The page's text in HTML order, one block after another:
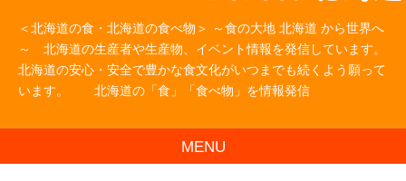
＜北海道の食・北海道の食べ物＞ ～食の大地 北海道 から世界へ
～ 北海道の生産者や生産物、イベント情報を発信しています。
北海道の安心・安全で豊かな食文化がいつまでも続くよう願って
います。 北海道の「食」「食べ物」を情報発信
MENU